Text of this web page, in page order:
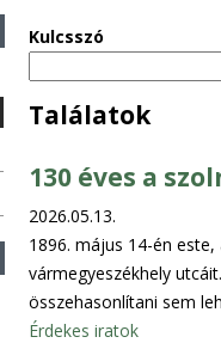
Kulcsszó
Találatok
130 éves a
2026.05.13.
1896. május 14-én
vármegyeszékhely
összehasonlítani sem
Érdekes iratok